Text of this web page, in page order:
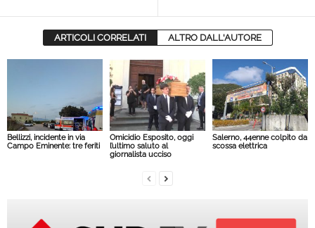
ARTICOLI CORRELATI ALTRO DALL'AUTORE
Bellizzi, incidente in via
Campo Eminente: tre feriti
Omicidio Esposito, oggi
l’ultimo saluto al
giornalista ucciso
Salerno, 44enne colpito da
scossa elettrica